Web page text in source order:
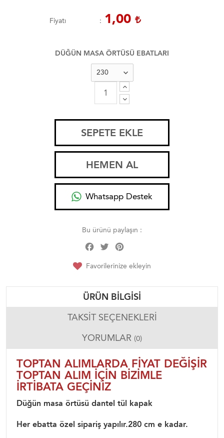
Fiyatı 1,00
DÜĞÜN MASA ÖRTÜSÜ EBATLARI
SEPETE EKLE
HEMEN AL
Whatsapp Destek
Bu ürünü paylaşın :
Facebook
Twitter
Favorilerinize ekleyin
ÜRÜN BILGISI
TAKSIT SEÇENEKLERI
YORUMLAR (0)
TOPTAN ALIMLARDA FİYAT DEĞİŞİR
TOPTAN ALIM İÇİN BİZİMLE
İRTİBATA GEÇİNİZ
Düğün masa örtüsü dantel tül kapak
Her ebatta özel sipariş yapılır.280 cm e kadar.